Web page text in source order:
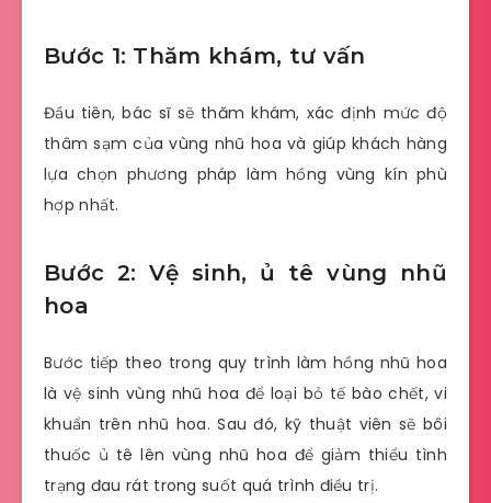
Bước 1: Thăm khám, tư vấn
Đầu tiên, bác sĩ sẽ thăm khám, xác định mức độ
thâm sạm của vùng nhũ hoa và giúp khách hàng
lựa chọn phương pháp làm hồng vùng kín phù
hợp nhất.
Bước 2: Vệ sinh, ủ tê vùng nhũ
hoa
Bước tiếp theo trong quy trình làm hồng nhũ hoa
là vệ sinh vùng nhũ hoa để loại bỏ tế bào chết, vi
khuẩn trên nhũ hoa. Sau đó, kỹ thuật viên sẽ bôi
thuốc ủ tê lên vùng nhũ hoa để giảm thiểu tình
trạng đau rát trong suốt quá trình điều trị.